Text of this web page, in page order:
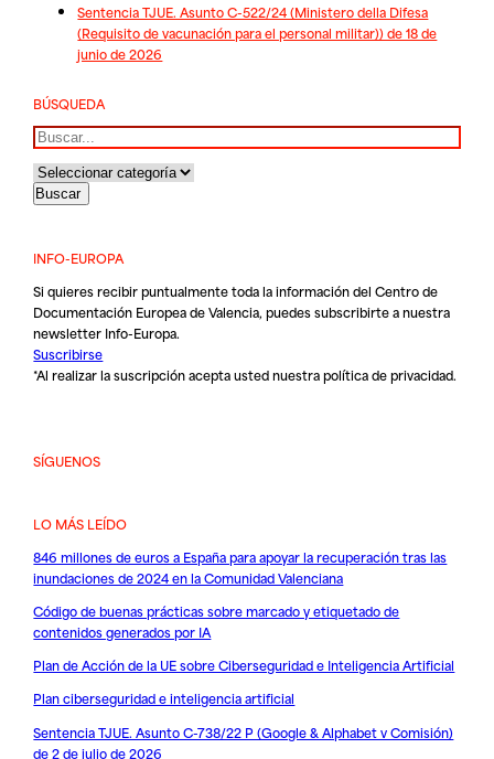
Sentencia TJUE. Asunto C-522/24 (Ministero della Difesa
(Requisito de vacunación para el personal militar)) de 18 de
junio de 2026
BÚSQUEDA
Buscar
INFO-EUROPA
Si quieres recibir puntualmente toda la información del Centro de
Documentación Europea de Valencia, puedes subscribirte a nuestra
newsletter Info-Europa.
Suscribirse
*Al realizar la suscripción acepta usted nuestrapolítica de privacidad.
SÍGUENOS
LO MÁS LEÍDO
846 millones de euros a España para apoyar la recuperación tras las
inundaciones de 2024 en la Comunidad Valenciana
Código de buenas prácticas sobre marcado y etiquetado de
contenidos generados por IA
Plan de Acción de la UE sobre Ciberseguridad e Inteligencia Artificial
Plan ciberseguridad e inteligencia artificial
Sentencia TJUE. Asunto C-738/22 P (Google & Alphabet v Comisión)
de 2 de julio de 2026